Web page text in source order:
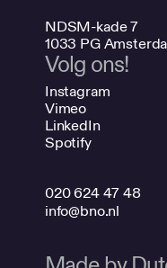
NDSM-kade 7
1033 PG
Volg ons!
Instagram
Vimeo
LinkedIn
Spotify
020 624 47 48
info@bno.nl